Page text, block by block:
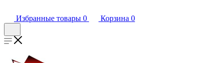
Избранные товары 0 Корзина 0